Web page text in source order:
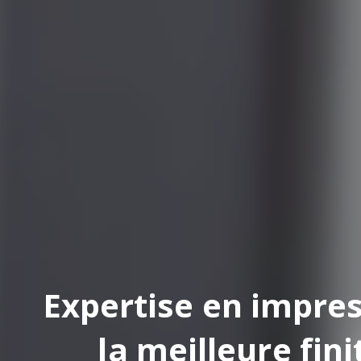
en
la meilleure finition